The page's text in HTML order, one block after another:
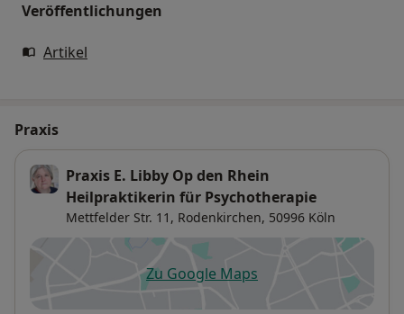
Veröffentlichungen
Artikel
Praxis
Praxis E. Libby Op den Rhein
Heilpraktikerin für Psychotherapie
Mettfelder Str. 11, Rodenkirchen, 50996 Köln
Zu Google Mapsöffnet in einer neuen